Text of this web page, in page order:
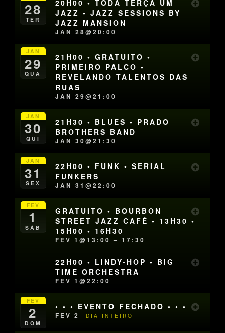
28
TER
20H00 • TODA TERÇA UM
JAZZ • JAZZ SESSIONS BY
JAZZ MANSION
JAN 28@20:00
JAN
29
QUA
21H00 • GRATUITO •
PRIMEIRO PALCO •
REVELANDO TALENTOS DAS
RUAS
JAN 29@21:00
JAN
30
QUI
21H30 • BLUES • PRADO
BROTHERS BAND
JAN 30@21:30
JAN
31
SEX
22H00 • FUNK • SERIAL
FUNKERS
JAN 31@22:00
FEV
1
SÁB
GRATUITO • BOURBON
STREET JAZZ CAFÉ • 13H30 •
15H00 • 16H30
FEV 1@13:00 – 17:30
22H00 • LINDY-HOP • BIG
TIME ORCHESTRA
FEV 1@22:00
FEV
2
DOM
• • • EVENTO FECHADO • • •
FEV 2 DIA INTEIRO